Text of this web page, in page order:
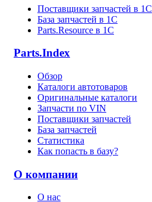
Поставщики запчастей в 1C
База запчастей в 1С
Parts.Resource в 1C
Parts.Index
Обзор
Каталоги автотоваров
Оригинальные каталоги
Запчасти по VIN
Поставщики запчастей
База запчастей
Статистика
Как попасть в базу?
О компании
О нас